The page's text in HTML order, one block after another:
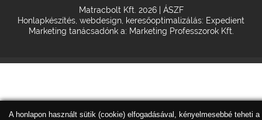
Matracbolt Kft. 2026 | ÁSZF
Honlapkészítés webdesign keresőoptimalizálás: Expedient
Marketing tanácsadónk a: Marketing Professzorok Kft.
A honlapon használt sütik (cookie) elfogadásával, kényelmesebbé teheti a